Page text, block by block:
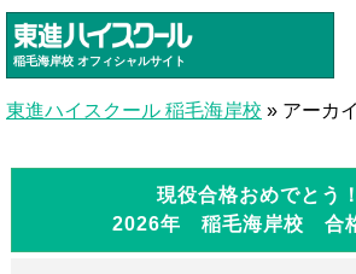
稲毛海岸校 オフィシャルサイト
東進ハイスクール 稲毛海岸校 » アーカ
現役合格おめでとう
2026年 稲毛海岸校 合